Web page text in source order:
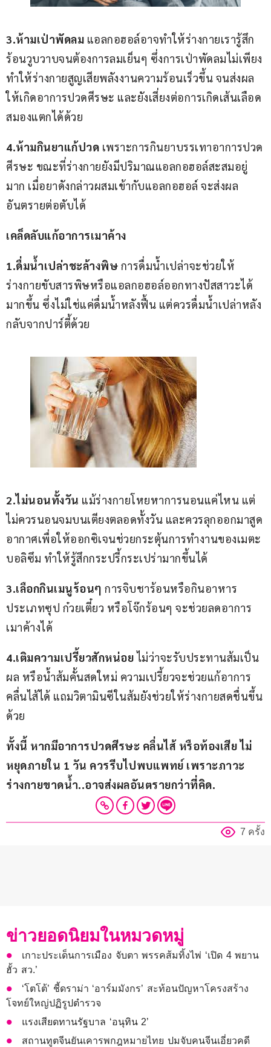
3.ห้ามเป่าพัดลม แอลกอฮอล์อาจทำให้ร่างกายเรารู้สึก
ร้อนวูบวาบจนต้องการลมเย็นๆ ซึ่งการเป่าพัดลมไม่เพียง
ทำให้ร่างกายสูญเสียพลังงานความร้อนเร็วขึ้น จนส่งผล
ให้เกิดอาการปวดศีรษะ และยังเสี่ยงต่อการเกิดเส้นเลือด
สมองแตกได้ด้วย
4.ห้ามกินยาแก้ปวด เพราะการกินยาบรรเทาอาการปวด
ศีรษะ ขณะที่ร่างกายยังมีปริมาณแอลกอฮอล์สะสมอยู่
มาก เมื่อยาดังกล่าวผสมเข้ากับแอลกอฮอล์ จะส่งผล
อันตรายต่อตับได้
เคล็ดลับแก้อาการเมาค้าง
1.ดื่มน้ำเปล่าชะล้างพิษ การดื่มน้ำเปล่าจะช่วยให้
ร่างกายขับสารพิษหรือแอลกอฮอล์ออกทางปัสสาวะได้
มากขึ้น ซึ่งไม่ใช่แค่ดื่มน้ำหลังฟื้น แต่ควรดื่มน้ำเปล่าหลัง
กลับจากปาร์ตี้ด้วย
2.ไม่นอนทั้งวัน แม้ร่างกายโหยหาการนอนแค่ไหน แต่
ไม่ควรนอนจมบนเตียงตลอดทั้งวัน และควรลุกออกมาสูด
อากาศเพื่อให้ออกซิเจนช่วยกระตุ้นการทำงานของเมตะ
บอลิซึม ทำให้รู้สึกกระปรี้กระเปร่ามากขึ้นได้
3.เลือกกินเมนูร้อนๆ การจิบชาร้อนหรือกินอาหาร
ประเภทซุป ก๋วยเตี๋ยว หรือโจ๊กร้อนๆ จะช่วยลดอาการ
เมาค้างได้
4.เติมความเปรี้ยวสักหน่อย ไม่ว่าจะรับประทานส้มเป็น
ผล หรือน้ำส้มคั้นสดใหม่ ความเปรี้ยวจะช่วยแก้อาการ
คลื่นไส้ได้ แถมวิตามินซีในส้มยังช่วยให้ร่างกายสดชื่นขึ้น
ด้วย
ทั้งนี้ หากมีอาการปวดศีรษะ คลื่นไส้ หรือท้องเสีย ไม่
หยุดภายใน 1 วัน ควรรีบไปพบแพทย์ เพราะภาวะ
ร่างกายขาดน้ำ..อาจส่งผลอันตรายกว่าที่คิด.
7 ครั้ง
ข่าวยอดนิยมในหมวดหมู่
เกาะประเด็นการเมือง จับตา พรรคส้มทิ้งไพ่ ‘เปิด 4 พยาน
ฮั้ว สว.’
‘โตโต้’ ชี้ดราม่า ‘อาร์มมังกร’ สะท้อนปัญหาโครงสร้าง
โจทย์ใหญ่ปฏิรูปตำรวจ
แรงเสียดทานรัฐบาล ‘อนุทิน 2’
สถานทูตจีนยันเคารพกฎหมายไทย ปมจับคนจีนเอี่ยวคดี